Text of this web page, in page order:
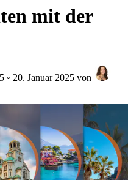
mit der
◦ 20. Januar 2025 von